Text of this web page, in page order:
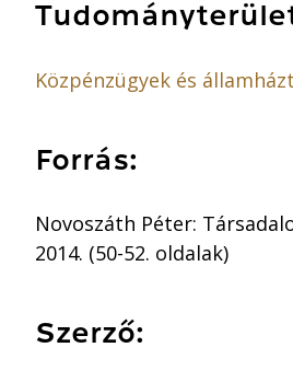
Közpénzügyek és
Forrás:
Novoszáth Péter:
2014. (50-52. oldalak)
Szerző: